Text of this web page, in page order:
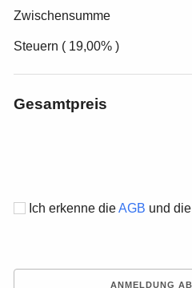
Zwischensumme
Steuern ( 19,00% )
Gesamtpreis
Ich erkenne dieAGB und die